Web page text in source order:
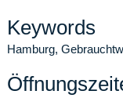
Keywords
Hamburg,